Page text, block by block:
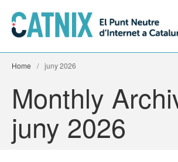
Connecta’t
Serveis
Home / juny 2026
Monthly
juny 2026